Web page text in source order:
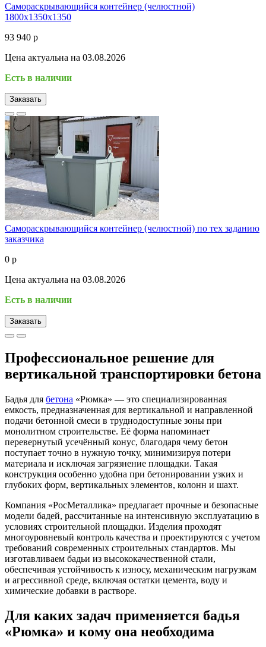
Самораскрывающийся контейнер (челюстной)
1800х1350х1350
93 940 р
Цена актуальна на 03.08.2026
Есть в наличии
Заказать
Самораскрывающийся контейнер (челюстной) по тех заданию
заказчика
0 р
Цена актуальна на 03.08.2026
Есть в наличии
Заказать
Профессиональное решение для
вертикальной транспортировки бетона
Бадья для бетона «Рюмка» — это специализированная
емкость, предназначенная для вертикальной и направленной
подачи бетонной смеси в труднодоступные зоны при
монолитном строительстве. Её форма напоминает
перевернутый усечённый конус, благодаря чему бетон
поступает точно в нужную точку, минимизируя потери
материала и исключая загрязнение площадки. Такая
конструкция особенно удобна при бетонировании узких и
глубоких форм, вертикальных элементов, колонн и шахт.
Компания «РосМеталлика» предлагает прочные и безопасные
модели бадей, рассчитанные на интенсивную эксплуатацию в
условиях строительной площадки. Изделия проходят
многоуровневый контроль качества и проектируются с учетом
требований современных строительных стандартов. Мы
изготавливаем бадьи из высококачественной стали,
обеспечивая устойчивость к износу, механическим нагрузкам
и агрессивной среде, включая остатки цемента, воду и
химические добавки в растворе.
Для каких задач применяется бадья
«Рюмка» и кому она необходима